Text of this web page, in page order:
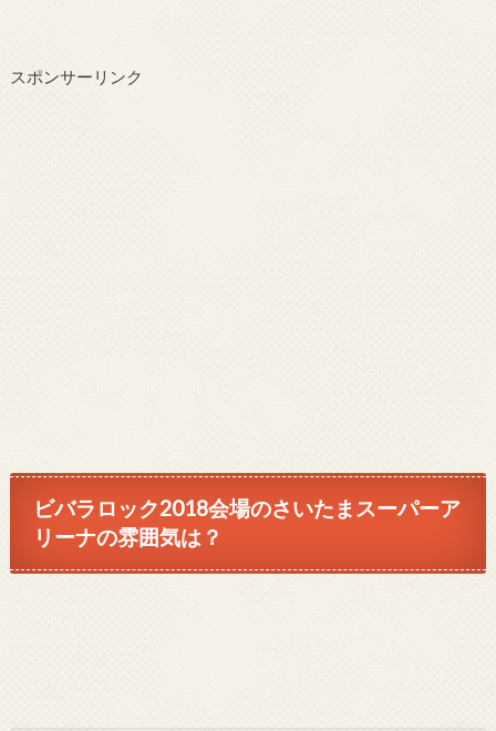
スポンサーリンク
ビバラロック2018会場のさいたまスーパーア
リーナの雰囲気は？